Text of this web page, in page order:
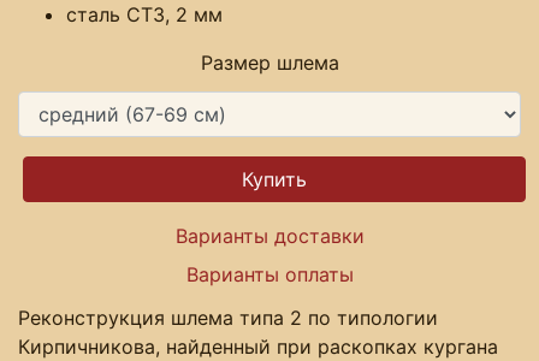
сталь СТ3, 2 мм
Размер шлема
Варианты доставки
Варианты оплаты
Реконструкция шлема типа 2 по типологии
Кирпичникова, найденный при раскопках кургана